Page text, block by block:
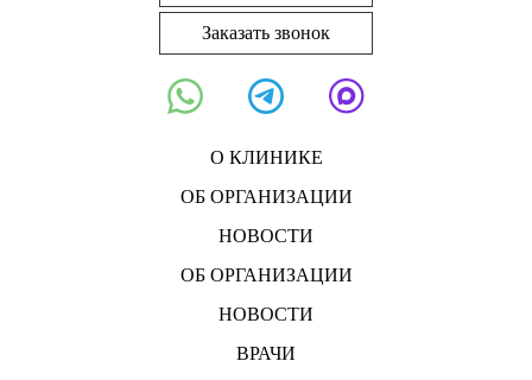
Заказать звонок
О КЛИНИКЕ
ОБ ОРГАНИЗАЦИИ
НОВОСТИ
ОБ ОРГАНИЗАЦИИ
НОВОСТИ
ВРАЧИ